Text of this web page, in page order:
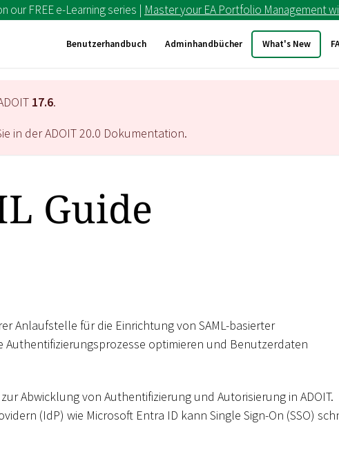
our FREE e-Learning series | Master your EA Portfolio Management
Benutzerhandbuch Adminhandbücher What's New
17.6.
in der ADOIT20.0 Dokumentation.
Guide
Anlaufstelle für die Einrichtung von SAML-basierter
Authentifizierungsprozesse optimieren und Benutzerdaten
Abwicklung von Authentifizierung und Autorisierung in ADOIT.
(IdP) wie Microsoft Entra ID kann Single Sign-On (SSO)